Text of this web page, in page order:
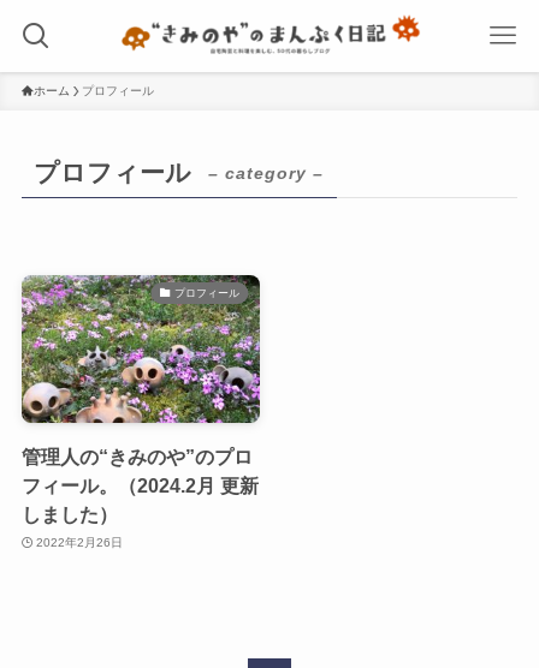
ホーム プロフィール
プロフィール – category –
プロフィール
管理人の“きみのや”のプロ
フィール。（2024.2月 更新
しました）
2022年2月26日